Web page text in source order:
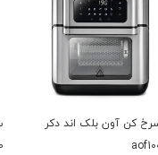
سرخ کن فیلیپس مدل
HD9200